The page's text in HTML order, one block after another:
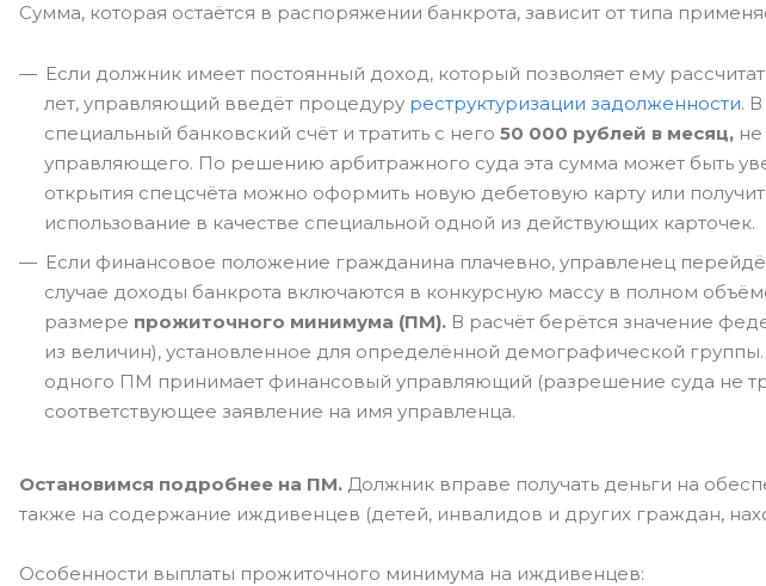
Сумма, которая остаётся в распоряжении банкрота, зависит от типа
Если должник имеет постоянный доход, который позволяет ему
лет, управляющий введёт процедуру реструктуризации задолженности.
специальный банковский счёт и тратить с него 50 000 рублей в месяц,
управляющего. По решению арбитражного суда эта сумма может быть
открытия спецсчёта можно оформить новую дебетовую карту или
использование в качестве специальной одной из действующих карточек.
Если финансовое положение гражданина плачевно, управленец
случае доходы банкрота включаются в конкурсную массу в полном
размере прожиточного минимума (ПМ). В расчёт берётся значение
из величин), установленное для определённой демографической
одного ПМ принимает финансовый управляющий (разрешение суда не
соответствующее заявление на имя управленца.
Остановимся подробнее на ПМ. Должник вправе получать деньги на
также на содержание иждивенцев (детей, инвалидов и других граждан,
Особенности выплаты прожиточного минимума на иждивенцев: